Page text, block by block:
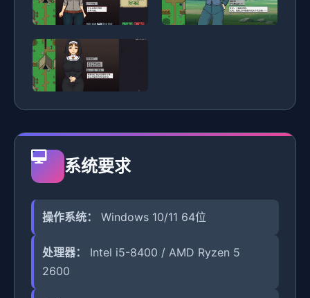
系统要求
操作系统： Windows 10/11 64位
处理器：
Intel i5-8400 / AMD Ryzen 5
2600